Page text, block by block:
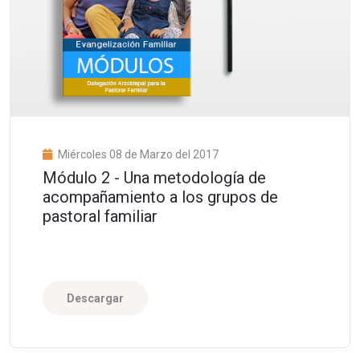
Miércoles 08 de Marzo del 2017
Módulo 2 - Una metodología de
acompañamiento a los grupos de
pastoral familiar
Descargar